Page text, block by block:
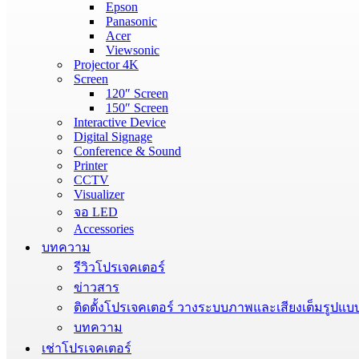
Epson
Panasonic
Acer
Viewsonic
Projector 4K
Screen
120″ Screen
150″ Screen
Interactive Device
Digital Signage
Conference & Sound
Printer
CCTV
Visualizer
จอ LED
Accessories
บทความ
รีวิวโปรเจคเตอร์
ข่าวสาร
ติดตั้งโปรเจคเตอร์ วางระบบภาพและเสียงเต็มรูปแบ
บทความ
เช่าโปรเจคเตอร์